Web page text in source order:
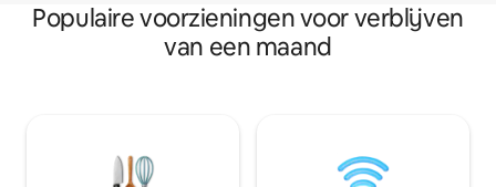
Populaire voorzieningen voor verblijven
van een maand